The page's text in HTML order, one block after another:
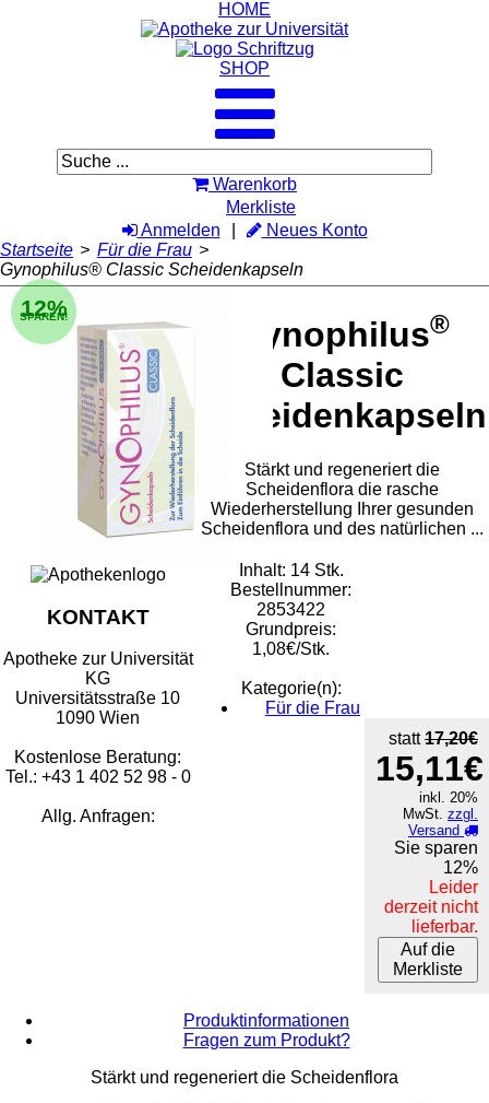
HOME
SHOP
Warenkorb
Merkliste
Anmelden
Neues Konto
Startseite > Für die Frau >
Gynophilus® Classic Scheidenkapseln
Gynophilus®
Classic
Scheidenkapseln
12%
SPAREN!
Stärkt und regeneriert die
Scheidenflora die rasche
Wiederherstellung Ihrer gesunden
Scheidenflora und des natürlichen ...
Inhalt: 14 Stk.
Bestellnummer:
2853422
Grundpreis:
1,08€/Stk.
Kategorie(n):
Für die Frau
statt17,20€
15,11€
inkl. 20%
MwSt. zzgl.
Versand
Sie sparen
12%
Leider
derzeit nicht
lieferbar.
Auf die
Merkliste
Produktinformationen
Fragen zum Produkt?
Stärkt und regeneriert die Scheidenflora
KONTAKT
Apotheke zur Universität
KG
Universitätsstraße 10
1090 Wien
Kostenlose Beratung:
Tel.: +43 1 402 52 98 - 0
Allg. Anfragen: